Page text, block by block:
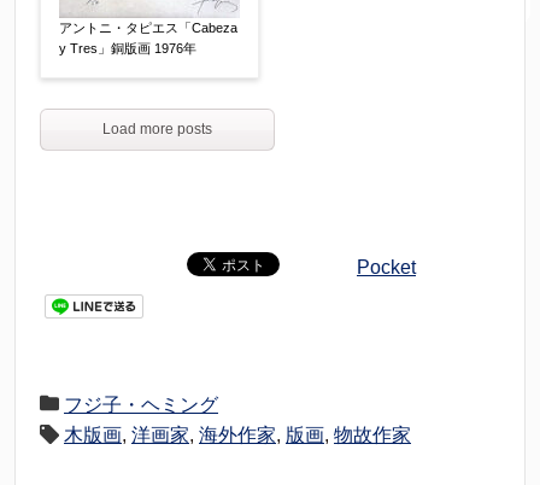
アントニ・タピエス「Cabeza
y Tres」銅版画 1976年
Load more posts
Pocket
フジ子・ヘミング
木版画, 洋画家, 海外作家, 版画, 物故作家